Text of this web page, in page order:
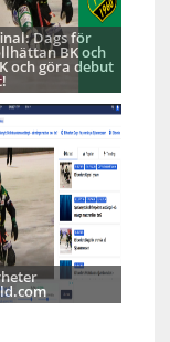
Dags för
BK och
och göra debut